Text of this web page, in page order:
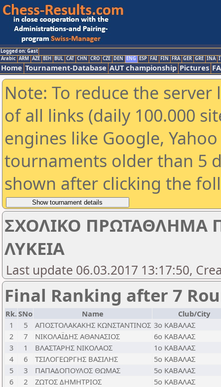
Logged on: Gast
Arabic ARM AZE BIH BUL CAT CHN CRO CZE DEN ENG ESP FAI FIN FRA GER GRE INA
Home Tournament-Database AUT championship Pictures
Note: To reduce the
of all links (daily 100.000
engines like Google,
tournaments older than 5
shown after clicking the
ΣΧΟΛΙΚΟ ΠΡΩΤΑΘΛΗΜΑ
ΛΥΚΕΙΑ
Last update 06.03.2017 13:17:50,
Final Ranking after 7
Rk.SNo Name
Club/City
1
5 ΑΠΟΣΤΟΛΑΚΑΚΗΣ ΚΩΝΣΤΑΝΤΙΝΟΣ 3ο ΚΑΒΑΛΑΣ
2
7 ΝΙΚΟΛΑΪΔΗΣ ΑΘΑΝΑΣΙΟΣ
6ο ΚΑΒΑΛΑΣ
3
1 ΒΛΑΣΤΑΡΗΣ ΝΙΚΟΛΑΟΣ
1ο ΚΑΒΑΛΑΣ
4
6 ΤΣΙΛΟΓΕΩΡΓΗΣ ΒΑΣΙΛΗΣ
5ο ΚΑΒΑΛΑΣ
5
3 ΠΑΠΑΔΟΠΟΥΛΟΣ ΘΩΜΑΣ
5ο ΚΑΒΑΛΑΣ
6
2 ΖΩΤΟΣ ΔΗΜΗΤΡΙΟΣ
5ο ΚΑΒΑΛΑΣ